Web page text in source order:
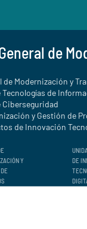
de
de Modernización y
de
Ciberseguridad
y Gestión de
de Innovación
Y
DE